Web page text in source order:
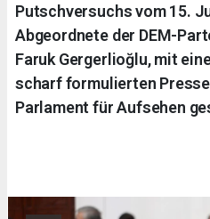
Putschversuchs vom 15.
Abgeordnete der DEM-
Faruk Gergerlioğlu, mit
scharf formulierten
Parlament für Aufsehen